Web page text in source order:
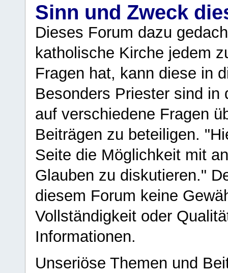
Sinn und Zweck
Dieses Forum dazu
katholische Kirche jedem
Fragen hat, kann diese in
Besonders Priester sind in
auf verschiedene Fragen
Beiträgen zu beteiligen.
Seite die Möglichkeit mit
Glauben zu diskutieren."
diesem Forum keine
Vollständigkeit oder
Informationen.
Unseriöse Themen und